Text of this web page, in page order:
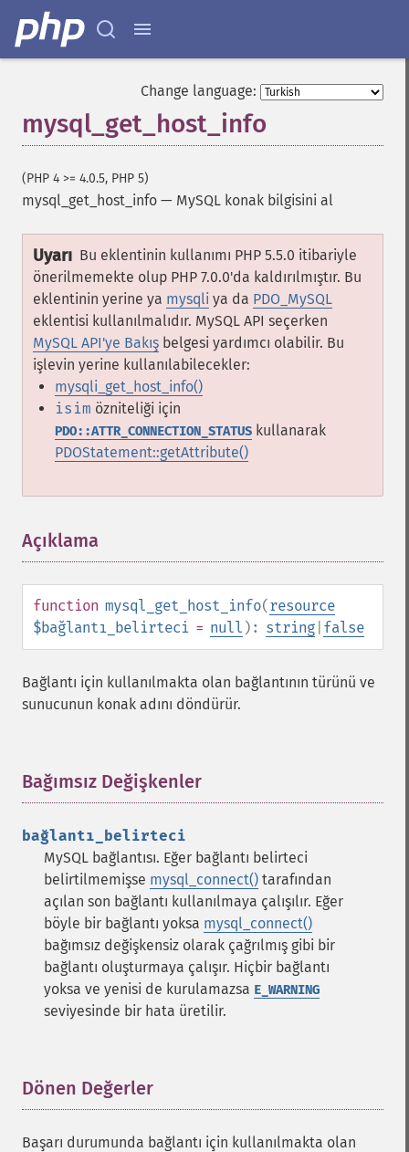
Change language:
mysql_get_host_info
(PHP 4 >= 4.0.5, PHP 5)
mysql_get_host_info — MySQL konak bilgisini al
Uyarı Bu eklentinin kullanımı PHP 5.5.0 itibariyle
önerilmemekte olup PHP 7.0.0'da kaldırılmıştır. Bu
eklentinin yerine ya mysqli ya da PDO_MySQL
eklentisi kullanılmalıdır. MySQL API seçerken
MySQL API'ye Bakış belgesi yardımcı olabilir. Bu
işlevin yerine kullanılabilecekler:
mysqli_get_host_info()
isim özniteliği için
PDO::ATTR_CONNECTION_STATUS kullanarak
PDOStatement::getAttribute()
Açıklama
function mysql_get_host_info(resource
$bağlantı_belirteci = null ): string false
Bağlantı için kullanılmakta olan bağlantının türünü ve
sunucunun konak adını döndürür.
Bağımsız Değişkenler
bağlantı_belirteci
MySQL bağlantısı. Eğer bağlantı belirteci
belirtilmemişse mysql_connect() tarafından
açılan son bağlantı kullanılmaya çalışılır. Eğer
böyle bir bağlantı yoksa mysql_connect()
bağımsız değişkensiz olarak çağrılmış gibi bir
bağlantı oluşturmaya çalışır. Hiçbir bağlantı
yoksa ve yenisi de kurulamazsa E_WARNING
seviyesinde bir hata üretilir.
Dönen Değerler
Başarı durumunda bağlantı için kullanılmakta olan